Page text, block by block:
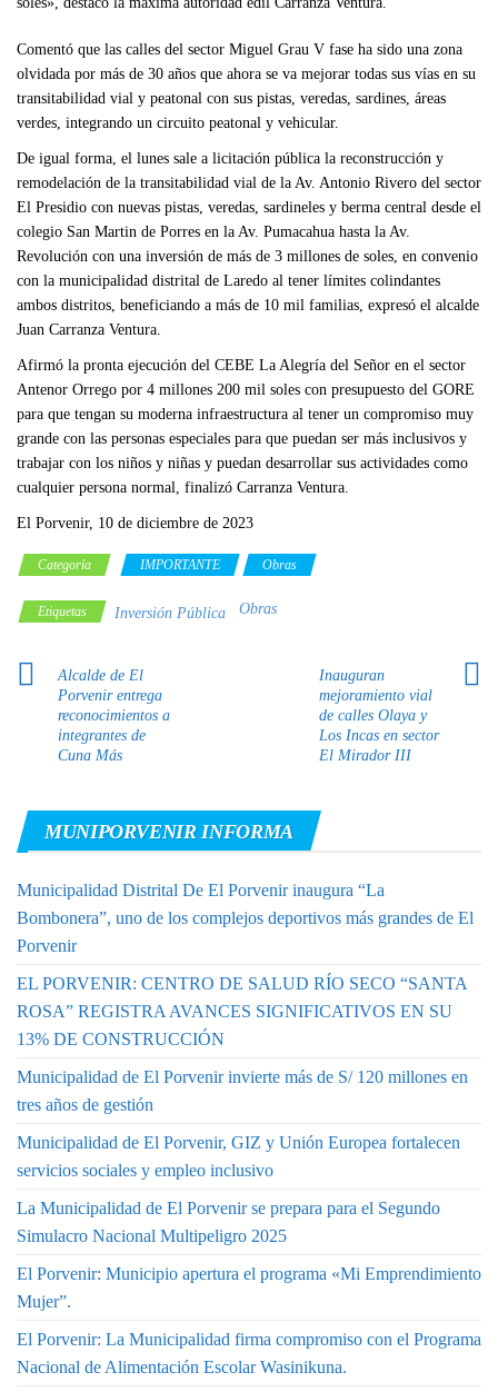
Comentó que las calles del sector Miguel Grau V fase ha sido una zona
olvidada por más de 30 años que ahora se va mejorar todas sus vías en su
transitabilidad vial y peatonal con sus pistas, veredas, sardines, áreas
verdes, integrando un circuito peatonal y vehicular.
De igual forma, el lunes sale a licitación pública la reconstrucción y
remodelación de la transitabilidad vial de la Av. Antonio Rivero del sector
El Presidio con nuevas pistas, veredas, sardineles y berma central desde el
colegio San Martin de Porres en la Av. Pumacahua hasta la Av.
Revolución con una inversión de más de 3 millones de soles, en convenio
con la municipalidad distrital de Laredo al tener límites colindantes
ambos distritos, beneficiando a más de 10 mil familias, expresó el alcalde
Juan Carranza Ventura.
Afirmó la pronta ejecución del CEBE La Alegría del Señor en el sector
Antenor Orrego por 4 millones 200 mil soles con presupuesto del GORE
para que tengan su moderna infraestructura al tener un compromiso muy
grande con las personas especiales para que puedan ser más inclusivos y
trabajar con los niños y niñas y puedan desarrollar sus actividades como
cualquier persona normal, finalizó Carranza Ventura.
El Porvenir, 10 de diciembre de 2023
Categoría IMPORTANTE Obras
Etiquetas Inversión Pública Obras
Alcalde de El
Porvenir entrega
reconocimientos a
integrantes de
Cuna Más
Inauguran
mejoramiento vial
de calles Olaya y
Los Incas en sector
El Mirador III
MUNIPORVENIR INFORMA
Municipalidad Distrital De El Porvenir inaugura “La
Bombonera”, uno de los complejos deportivos más grandes de El
Porvenir
EL PORVENIR: CENTRO DE SALUD RÍO SECO “SANTA
ROSA” REGISTRA AVANCES SIGNIFICATIVOS EN SU
13% DE CONSTRUCCIÓN
Municipalidad de El Porvenir invierte más de S/ 120 millones en
tres años de gestión
Municipalidad de El Porvenir, GIZ y Unión Europea fortalecen
servicios sociales y empleo inclusivo
La Municipalidad de El Porvenir se prepara para el Segundo
Simulacro Nacional Multipeligro 2025
El Porvenir: Municipio apertura el programa «Mi Emprendimiento
Mujer”.
El Porvenir: La Municipalidad firma compromiso con el Programa
Nacional de Alimentación Escolar Wasinikuna.